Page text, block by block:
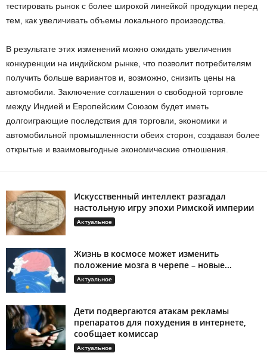
тестировать рынок с более широкой линейкой продукции перед
тем, как увеличивать объемы локального производства.
В результате этих изменений можно ожидать увеличения
конкуренции на индийском рынке, что позволит потребителям
получить больше вариантов и, возможно, снизить цены на
автомобили. Заключение соглашения о свободной торговле
между Индией и Европейским Союзом будет иметь
долгоиграющие последствия для торговли, экономики и
автомобильной промышленности обеих сторон, создавая более
открытые и взаимовыгодные экономические отношения.
Искусственный интеллект разгадал
настольную игру эпохи Римской империи
Актуальное
Жизнь в космосе может изменить
положение мозга в черепе – новые...
Актуальное
Дети подвергаются атакам рекламы
препаратов для похудения в интернете,
сообщает комиссар
Актуальное